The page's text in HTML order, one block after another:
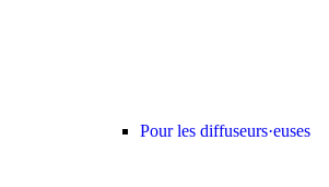
Pour les diffuseurs·euses